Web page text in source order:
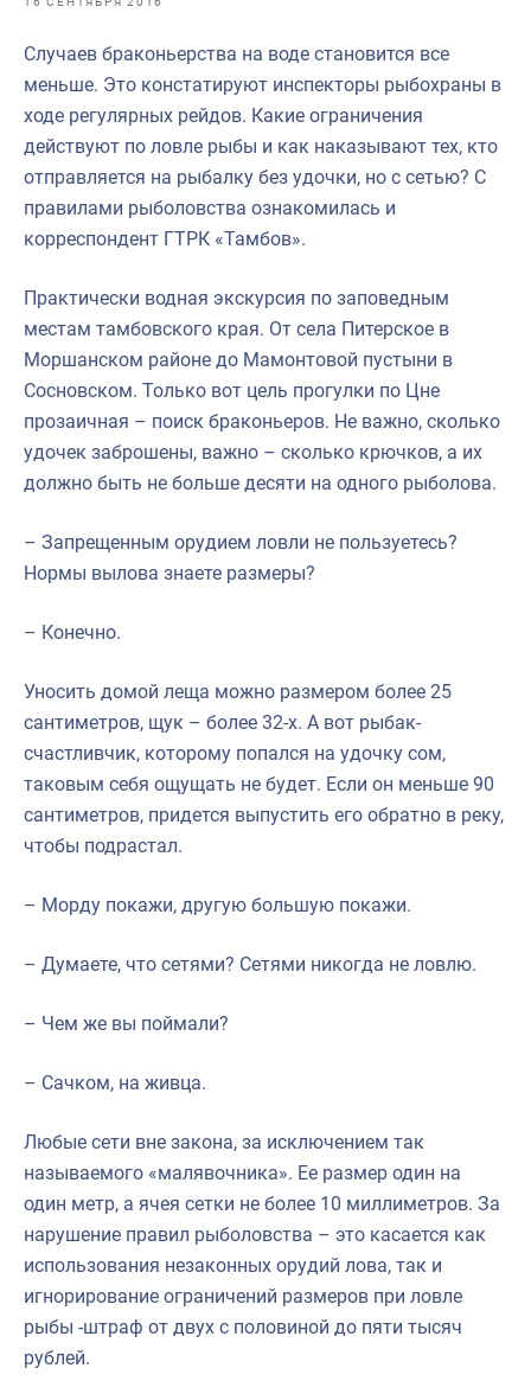
Выставки и конференции
Научно-практическая литература
Рыбоохрана России
Инфографика
Укрепление духовно-нравственных ценностей
События в России и мире
Случаев браконьерства на воде становится все
меньше. Это констатируют инспекторы рыбохраны в
ходе регулярных рейдов. Какие ограничения
действуют по ловле рыбы и как наказывают тех, кто
отправляется на рыбалку без удочки, но с сетью? С
правилами рыболовства ознакомилась и
корреспондент ГТРК «Тамбов».
Практически водная экскурсия по заповедным
местам тамбовского края. От села Питерское в
Моршанском районе до Мамонтовой пустыни в
Сосновском. Только вот цель прогулки по Цне
прозаичная – поиск браконьеров. Не важно, сколько
удочек заброшены, важно – сколько крючков, а их
должно быть не больше десяти на одного рыболова.
– Запрещенным орудием ловли не пользуетесь?
Нормы вылова знаете размеры?
– Конечно.
Уносить домой леща можно размером более 25
сантиметров, щук – более 32-х. А вот рыбак-
счастливчик, которому попался на удочку сом,
таковым себя ощущать не будет. Если он меньше 90
сантиметров, придется выпустить его обратно в реку,
чтобы подрастал.
– Морду покажи, другую большую покажи.
– Думаете, что сетями? Сетями никогда не ловлю.
– Чем же вы поймали?
– Сачком, на живца.
Любые сети вне закона, за исключением так
называемого «малявочника». Ее размер один на
один метр, а ячея сетки не более 10 миллиметров. За
нарушение правил рыболовства – это касается как
использования незаконных орудий лова, так и
игнорирование ограничений размеров при ловле
рыбы -штраф от двух с половиной до пяти тысяч
рублей.